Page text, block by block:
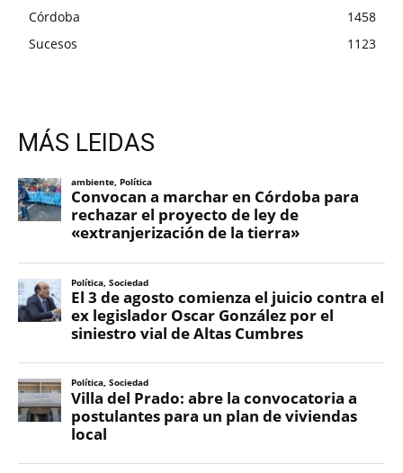
Córdoba
1458
Sucesos
1123
MÁS LEIDAS